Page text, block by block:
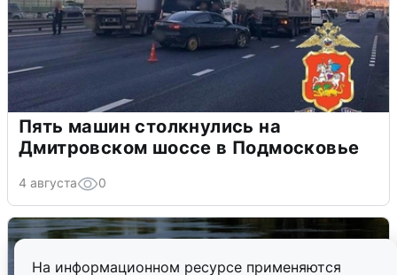
На информационном ресурсе применяются
Пять машин столкнулись на
Дмитровском шоссе в Подмосковье
4 августа 0